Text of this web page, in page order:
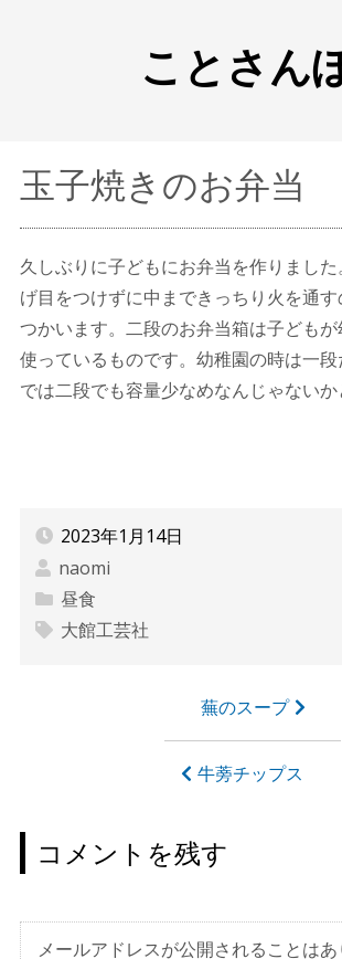
ことさん
玉子焼きのお弁当
久しぶりに子どもにお弁当を作りまし
げ目をつけずに中まできっちり火を通
つかいます。二段のお弁当箱は子ども
使っているものです。幼稚園の時は一
では二段でも容量少なめなんじゃないか
2023年1月14日
naomi
昼食
大館工芸社
ゲ
ー
シ
蕪のスープ
牛蒡チップス
コメントを残す
メールアドレスが公開されることはあ